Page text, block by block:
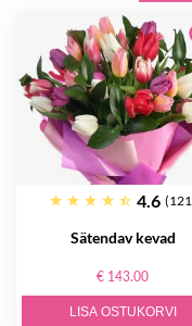
4.6
Sätendav kevad
€ 143.00
LISA OSTUKORVI